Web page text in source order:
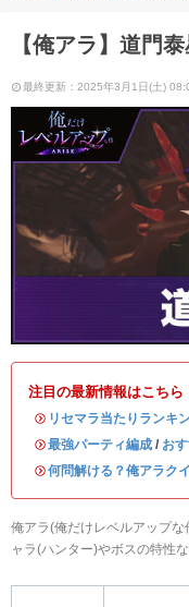
【俺アラ】道門
最終更新：2025年3月1日(土)
注目の最新情報はこちら
・ リセマラ当たりランキ
・最強パーティ編成 / お
・何問解ける？俺アラク
俺アラ(俺だけレベルアップ
ャラ(ハンター)やボスの特性